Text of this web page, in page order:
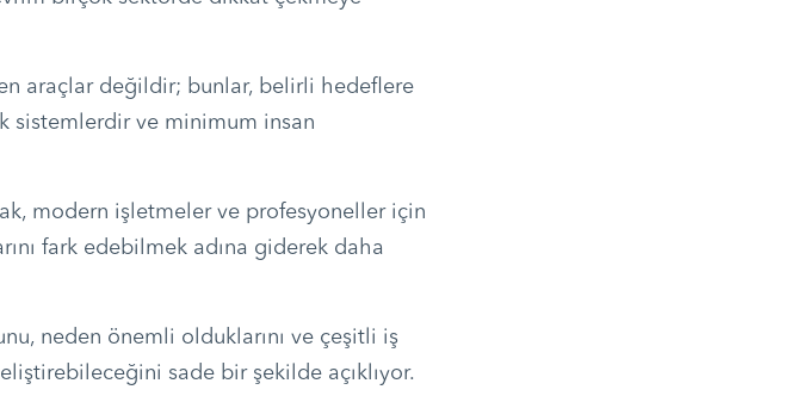
araçlar değildir; bunlar, belirli hedeflere
sistemlerdir ve minimum insan
modern işletmeler ve profesyoneller için
fark edebilmek adına giderek daha
neden önemli olduklarını ve çeşitli iş
sade bir şekilde açıklıyor.